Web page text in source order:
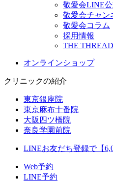
敬愛会LINE
敬愛会チャン
敬愛会コラム
採用情報
THE
オンラインショップ
クリニックの紹介
東京銀座院
東京麻布十番院
大阪四ツ橋院
奈良学園前院
LINEお友だち登録で【
Web予約
LINE予約